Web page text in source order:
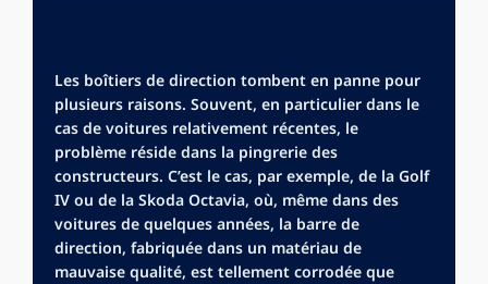
Les boîtiers de direction tombent en panne pour
plusieurs raisons. Souvent, en particulier dans le
cas de voitures relativement récentes, le
problème réside dans la pingrerie des
constructeurs. C’est le cas, par exemple, de la Golf
IV ou de la Skoda Octavia, où, même dans des
voitures de quelques années, la barre de
direction, fabriquée dans un matériau de
mauvaise qualité, est tellement corrodée que